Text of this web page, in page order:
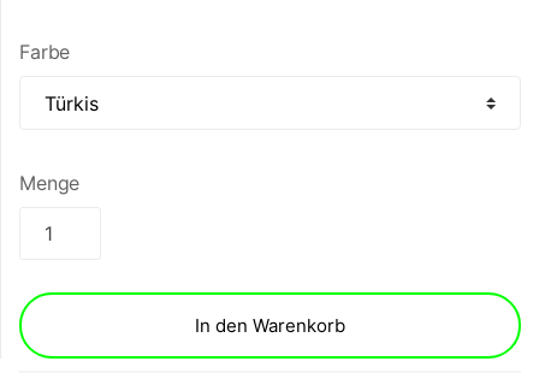
Farbe
Menge
In den Warenkorb